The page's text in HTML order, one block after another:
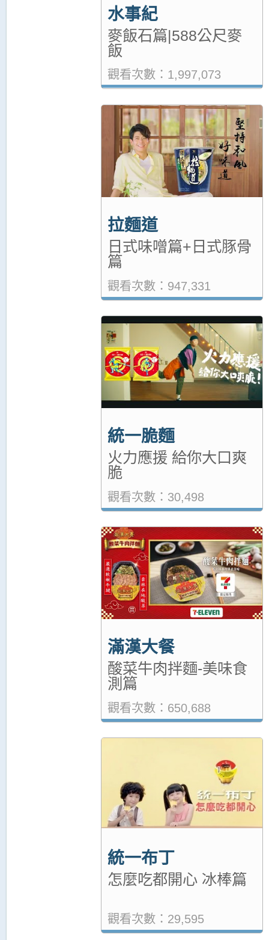
水事紀
麥飯石篇|588公尺麥
飯
觀看次數：1,997,073
拉麵道
日式味噌篇+日式豚骨
篇
觀看次數：947,331
統一脆麵
火力應援 給你大口爽
脆
觀看次數：30,498
滿漢大餐
酸菜牛肉拌麵-美味食
測篇
觀看次數：650,688
統一布丁
怎麼吃都開心 冰棒篇
觀看次數：29,595